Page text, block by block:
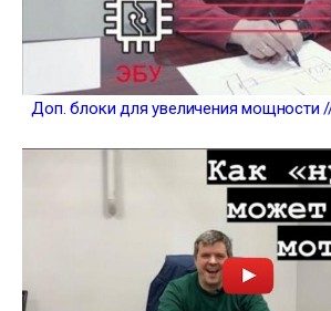
Доп. блоки для увеличения мощности